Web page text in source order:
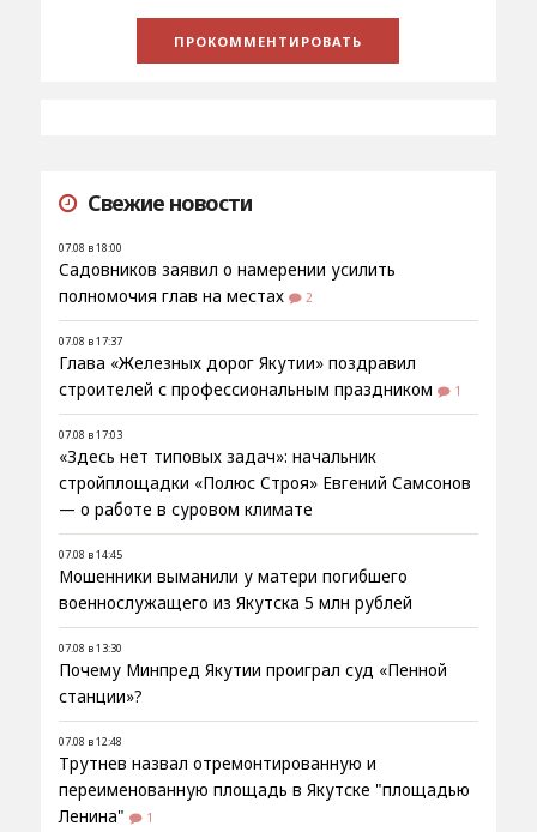
Свежие новости
07.08 в 18:00
Садовников заявил о намерении усилить
полномочия глав на местах
2
07.08 в 17:37
Глава «Железных дорог Якутии» поздравил
строителей с профессиональным праздником
1
07.08 в 17:03
«Здесь нет типовых задач»: начальник
стройплощадки «Полюс Строя» Евгений Самсонов
— о работе в суровом климате
07.08 в 14:45
Мошенники выманили у матери погибшего
военнослужащего из Якутска 5 млн рублей
07.08 в 13:30
Почему Минпред Якутии проиграл суд «Пенной
станции»?
07.08 в 12:48
Трутнев назвал отремонтированную и
переименованную площадь в Якутске "площадью
Ленина"
1